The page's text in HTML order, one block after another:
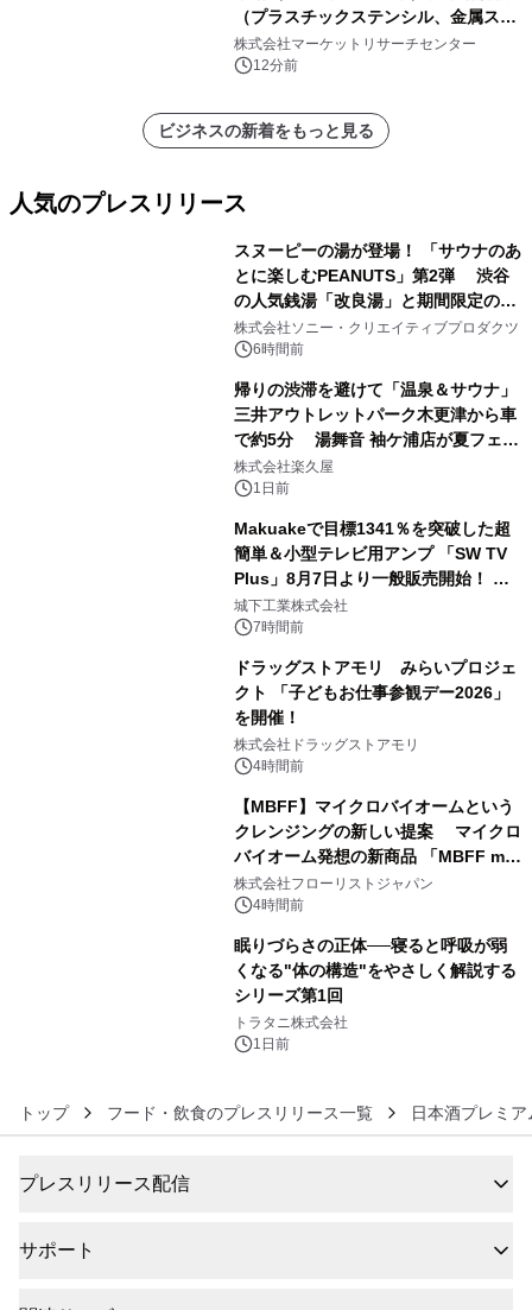
（プラスチックステンシル、金属ステ
ンシル）・分析レポートを発表
株式会社マーケットリサーチセンター
12分前
ビジネスの新着をもっと見る
人気のプレスリリース
スヌーピーの湯が登場！ 「サウナのあ
とに楽しむPEANUTS」第2弾 渋谷
の人気銭湯「改良湯」と期間限定のコ
ラボレーション サウナイキタイコラ
ボグッズも発売決定！
株式会社ソニー・クリエイティブプロダクツ
6時間前
帰りの渋滞を避けて「温泉＆サウナ」
三井アウトレットパーク木更津から車
で約5分 湯舞音 袖ケ浦店が夏フェア
メニューを提供
株式会社楽久屋
1日前
Makuakeで目標1341％を突破した超
簡単＆小型テレビ用アンプ 「SW TV
Plus」8月7日より一般販売開始！ ケ
ーブル1本つなぐだけ、テレビの音が
ぐっと豊かに
城下工業株式会社
7時間前
ドラッグストアモリ みらいプロジェ
クト 「子どもお仕事参観デー2026」
を開催！
株式会社ドラッグストアモリ
4時間前
【MBFF】マイクロバイオームという
クレンジングの新しい提案 マイクロ
バイオーム発想の新商品 「MBFF mb
クレンジングPRO」を2026年8月6日
発売
株式会社フローリストジャパン
4時間前
眠りづらさの正体──寝ると呼吸が弱
くなる"体の構造"をやさしく解説する
シリーズ第1回
トラタニ株式会社
1日前
トップ フード・飲食のプレスリリース一覧 日本酒プレミ
プレスリリース配信
サポート